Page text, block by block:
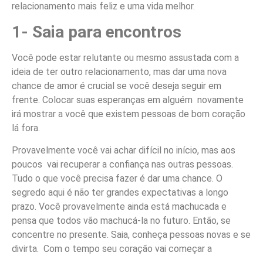
relacionamento mais feliz e uma vida melhor.
1- Saia para encontros
Você pode estar relutante ou mesmo assustada com a
ideia de ter outro relacionamento, mas dar uma nova
chance de amor é crucial se você deseja seguir em
frente. Colocar suas esperanças em alguém novamente
irá mostrar a você que existem pessoas de bom coração
lá fora.
Provavelmente você vai achar difícil no início, mas aos
poucos vai recuperar a confiança nas outras pessoas.
Tudo o que você precisa fazer é dar uma chance. O
segredo aqui é não ter grandes expectativas a longo
prazo. Você provavelmente ainda está machucada e
pensa que todos vão machucá-la no futuro. Então, se
concentre no presente. Saia, conheça pessoas novas e se
divirta. Com o tempo seu coração vai começar a